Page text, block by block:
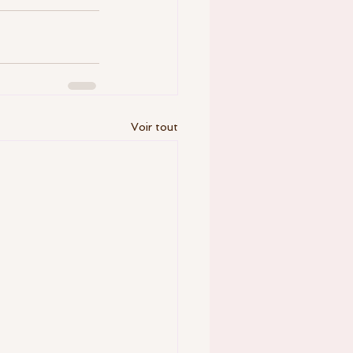
Voir tout